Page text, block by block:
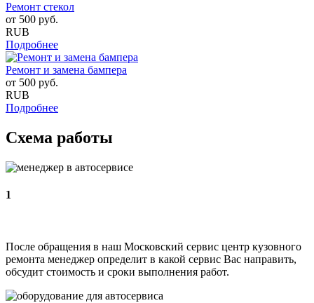
Ремонт стекол
от 500 руб.
RUB
Подробнее
Ремонт и замена бампера
от 500 руб.
RUB
Подробнее
Схема работы
1
После обращения в наш Московский сервис центр кузовного
ремонта менеджер определит в какой сервис Вас направить,
обсудит стоимость и сроки выполнения работ.